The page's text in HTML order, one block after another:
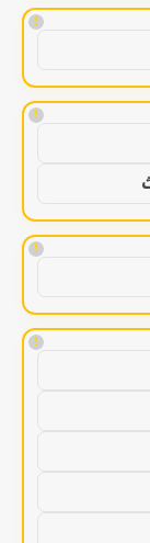
!
!
!
!